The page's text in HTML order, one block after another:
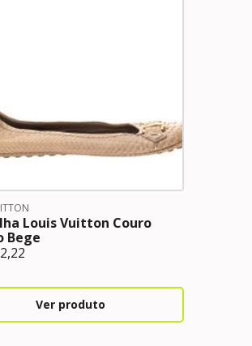
Louis Vuitton Couro
Bege
Ver produto